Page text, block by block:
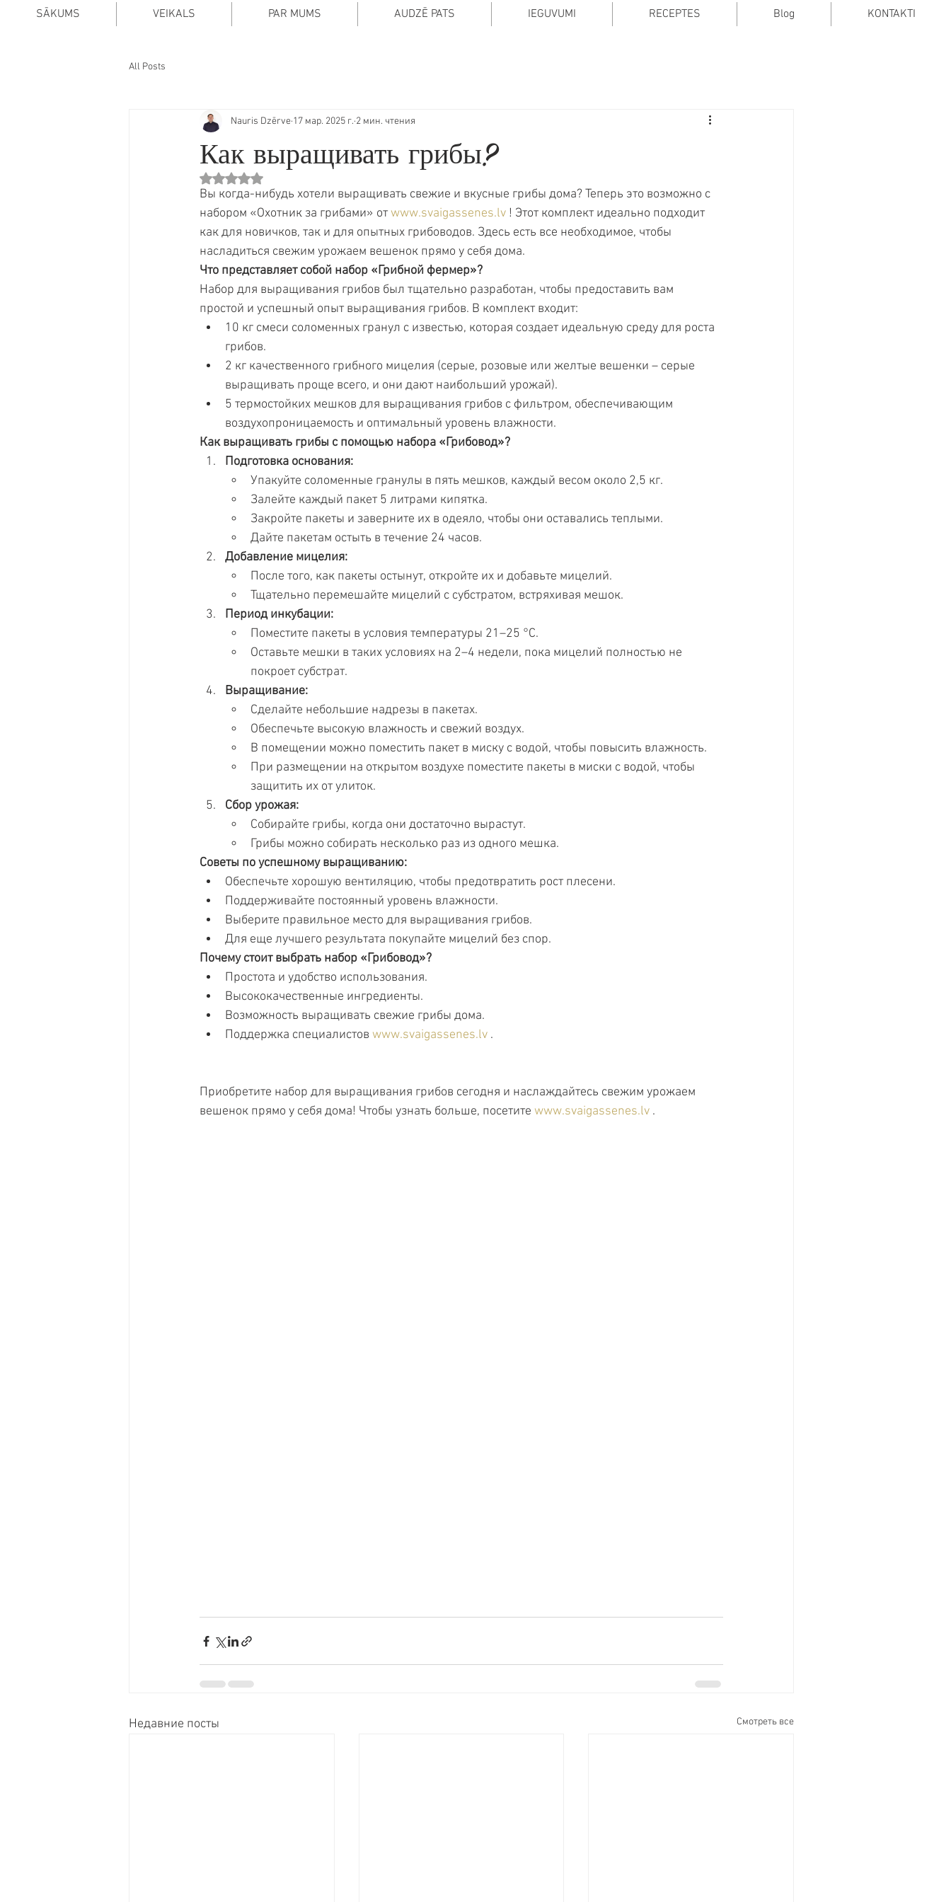
SĀKUMS VEIKALS PAR MUMS AUDZĒ PATS IEGUVUMI RECEPTES Blog KONTAKTI
All Posts
Как выращивать грибы?
Nauris Dzērve 17 мар. 2025 г. 2 мин. чтения
Оценка: не число из 5 звезд.
Вы когда-нибудь хотели выращивать свежие и вкусные грибы дома? Теперь это возможно с
набором «Охотник за грибами» от www.svaigassenes.lv ! Этот комплект идеально подходит
как для новичков, так и для опытных грибоводов. Здесь есть все необходимое, чтобы
насладиться свежим урожаем вешенок прямо у себя дома.
Что представляет собой набор «Грибной фермер»?
Набор для выращивания грибов был тщательно разработан, чтобы предоставить вам
простой и успешный опыт выращивания грибов. В комплект входит:
10 кг смеси соломенных гранул с известью, которая создает идеальную среду для роста
грибов.
2 кг качественного грибного мицелия (серые, розовые или желтые вешенки – серые
выращивать проще всего, и они дают наибольший урожай).
5 термостойких мешков для выращивания грибов с фильтром, обеспечивающим
воздухопроницаемость и оптимальный уровень влажности.
Как выращивать грибы с помощью набора «Грибовод»?
Подготовка основания:
Упакуйте соломенные гранулы в пять мешков, каждый весом около 2,5 кг.
Залейте каждый пакет 5 литрами кипятка.
Закройте пакеты и заверните их в одеяло, чтобы они оставались теплыми.
Дайте пакетам остыть в течение 24 часов.
Добавление мицелия:
После того, как пакеты остынут, откройте их и добавьте мицелий.
Тщательно перемешайте мицелий с субстратом, встряхивая мешок.
Период инкубации:
Поместите пакеты в условия температуры 21–25 °C.
Оставьте мешки в таких условиях на 2–4 недели, пока мицелий полностью не
покроет субстрат.
Выращивание:
Сделайте небольшие надрезы в пакетах.
Обеспечьте высокую влажность и свежий воздух.
В помещении можно поместить пакет в миску с водой, чтобы повысить влажность.
При размещении на открытом воздухе поместите пакеты в миски с водой, чтобы
защитить их от улиток.
Сбор урожая:
Собирайте грибы, когда они достаточно вырастут.
Грибы можно собирать несколько раз из одного мешка.
Советы по успешному выращиванию:
Обеспечьте хорошую вентиляцию, чтобы предотвратить рост плесени.
Поддерживайте постоянный уровень влажности.
Выберите правильное место для выращивания грибов.
Для еще лучшего результата покупайте мицелий без спор.
Почему стоит выбрать набор «Грибовод»?
Простота и удобство использования.
Высококачественные ингредиенты.
Возможность выращивать свежие грибы дома.
Поддержка специалистов www.svaigassenes.lv .
Приобретите набор для выращивания грибов сегодня и наслаждайтесь свежим урожаем
вешенок прямо у себя дома! Чтобы узнать больше, посетите www.svaigassenes.lv .
Недавние посты Смотреть все